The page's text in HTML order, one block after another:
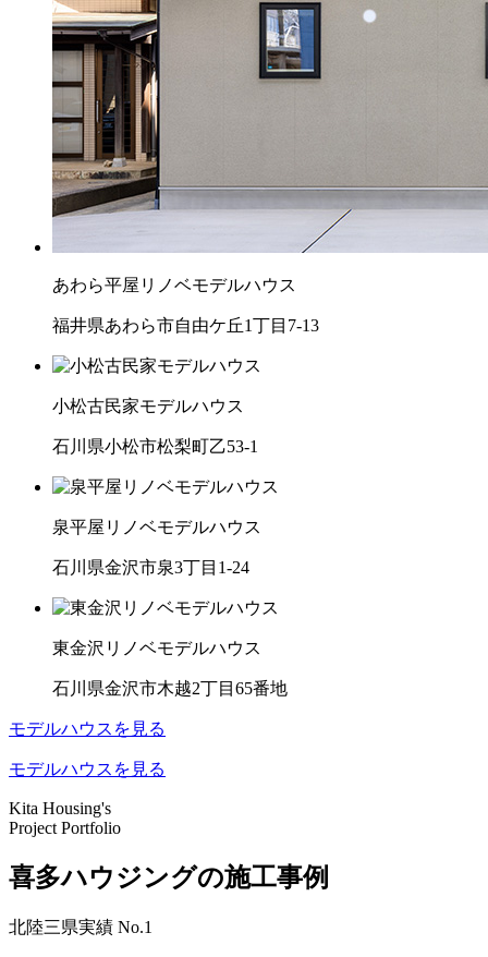
あわら平屋リノベモデルハウス
福井県あわら市自由ケ丘1丁目7-13
小松古民家モデルハウス
石川県小松市松梨町乙53-1
泉平屋リノベモデルハウス
石川県金沢市泉3丁目1-24
東金沢リノベモデルハウス
石川県金沢市木越2丁目65番地
モデルハウスを見る
モデルハウスを見る
Kita Housing's
Project Portfolio
喜多ハウジングの施工事例
北陸三県実績 No.1